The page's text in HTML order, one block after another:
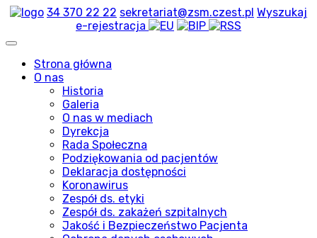
34 370 22 22 sekretariat@zsm.czest.pl Wyszukaj
e-rejestracja
Strona główna
O nas
Historia
Galeria
O nas w mediach
Dyrekcja
Rada Społeczna
Podziękowania od pacjentów
Deklaracja dostępności
Koronawirus
Zespół ds. etyki
Zespół ds. zakażeń szpitalnych
Jakość i Bezpieczeństwo Pacjenta